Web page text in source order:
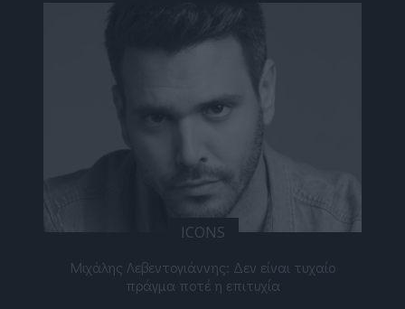
ICONS
Μιχάλης Λεβεντογιάννης: Δεν είναι τυχαίο
πράγμα ποτέ η επιτυχία